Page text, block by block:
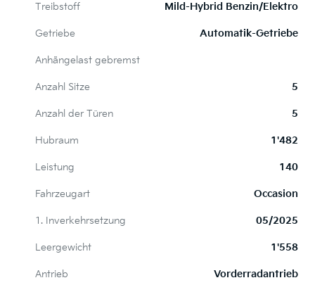
Treibstoff Mild-Hybrid Benzin/Elektro
Getriebe Automatik-Getriebe
Anhängelast gebremst
Anzahl Sitze 5
Anzahl der Türen 5
Hubraum 1'482
Leistung 140
Fahrzeugart Occasion
1. Inverkehrsetzung 05/2025
Leergewicht 1'558
Antrieb Vorderradantrieb